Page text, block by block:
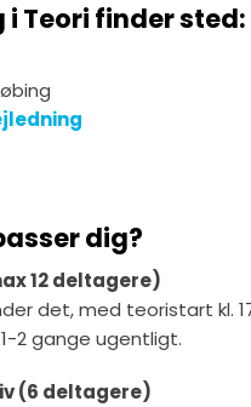
Teori finder sted:
dig?
12 deltagere)
det, med teoristart kl.
2 gange ugentligt.
(6 deltagere)